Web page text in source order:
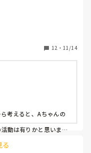
まだ発語がありませ
通りにならないと癇
は言葉が耳に入りませ
かに触られたくない
りの子もブロックで
癪を起こします。
ました。
12 ・ 11/14
考えると、Aちゃんの
動は有りかと思いま